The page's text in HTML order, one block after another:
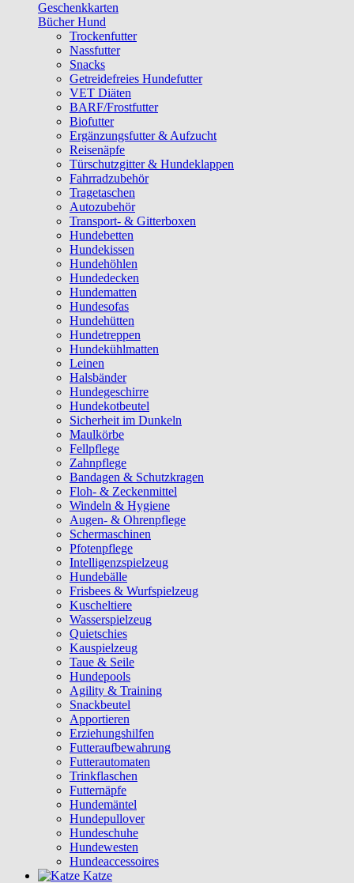
Geschenkkarten
Bücher Hund
Trockenfutter
Nassfutter
Snacks
Getreidefreies Hundefutter
VET Diäten
BARF/Frostfutter
Biofutter
Ergänzungsfutter & Aufzucht
Reisenäpfe
Türschutzgitter & Hundeklappen
Fahrradzubehör
Tragetaschen
Autozubehör
Transport- & Gitterboxen
Hundebetten
Hundekissen
Hundehöhlen
Hundedecken
Hundematten
Hundesofas
Hundehütten
Hundetreppen
Hundekühlmatten
Leinen
Halsbänder
Hundegeschirre
Hundekotbeutel
Sicherheit im Dunkeln
Maulkörbe
Fellpflege
Zahnpflege
Bandagen & Schutzkragen
Floh- & Zeckenmittel
Windeln & Hygiene
Augen- & Ohrenpflege
Schermaschinen
Pfotenpflege
Intelligenzspielzeug
Hundebälle
Frisbees & Wurfspielzeug
Kuscheltiere
Wasserspielzeug
Quietschies
Kauspielzeug
Taue & Seile
Hundepools
Agility & Training
Snackbeutel
Apportieren
Erziehungshilfen
Futteraufbewahrung
Futterautomaten
Trinkflaschen
Futternäpfe
Hundemäntel
Hundepullover
Hundeschuhe
Hundewesten
Hundeaccessoires
Katze